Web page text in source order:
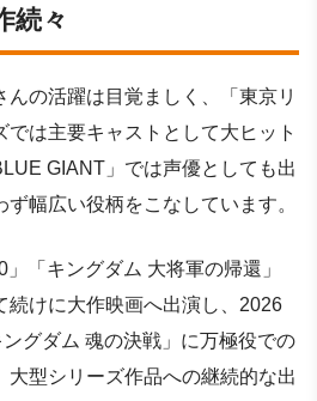
続々
んの活躍は目覚ましく、「東京リ
は主要キャストとして大ヒット
GIANT」では声優としても出
幅広い役柄をこなしています。
「キングダム 大将軍の帰還」
続けに大作映画へ出演し、2026
グダム 魂の決戦」に万極役での
大型シリーズ作品への継続的な出